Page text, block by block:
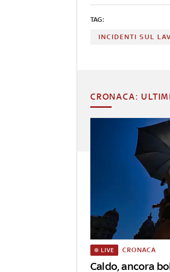
TAG:
INCIDENTI SUL
CRONACA:
Caldo, ancora
LIVE CRONACA